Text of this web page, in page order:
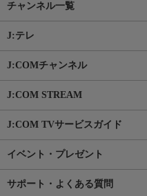
チャンネル一覧
J:テレ
J:COMチャンネル
J:COM STREAM
J:COM TVサービスガイド
イベント・プレゼント
サポート・よくある質問